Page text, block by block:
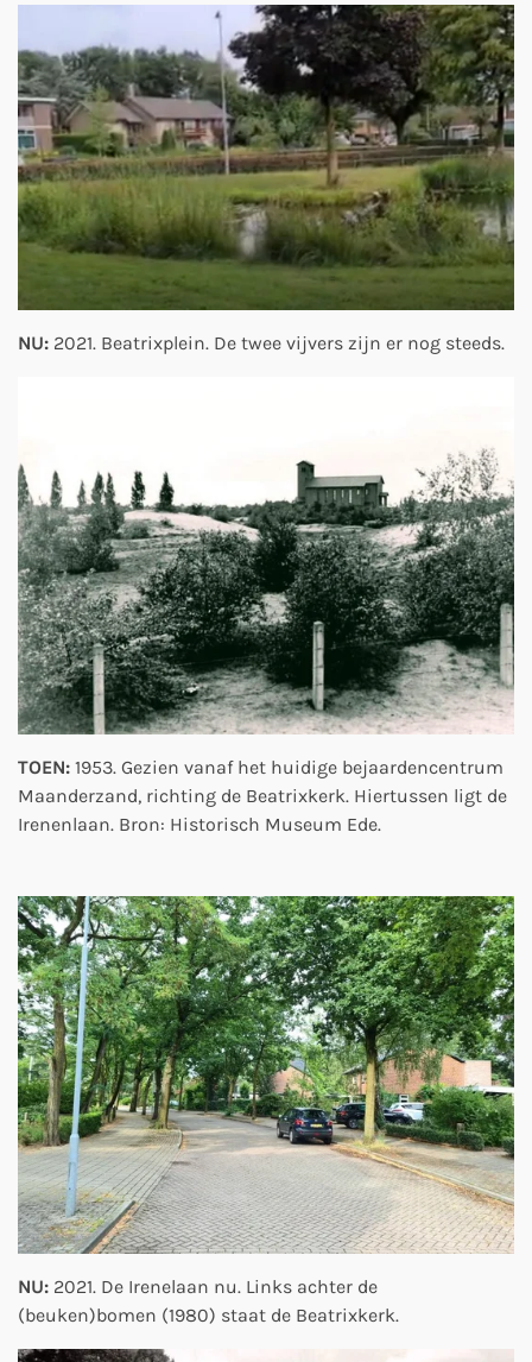
NU: 2021. Beatrixplein. De twee vijvers zijn er nog steeds.
TOEN: 1953. Gezien vanaf het huidige bejaardencentrum
Maanderzand, richting de Beatrixkerk. Hiertussen ligt de
Irenenlaan. Bron: Historisch Museum Ede.
NU: 2021. De Irenelaan nu. Links achter de
(beuken)bomen (1980) staat de Beatrixkerk.